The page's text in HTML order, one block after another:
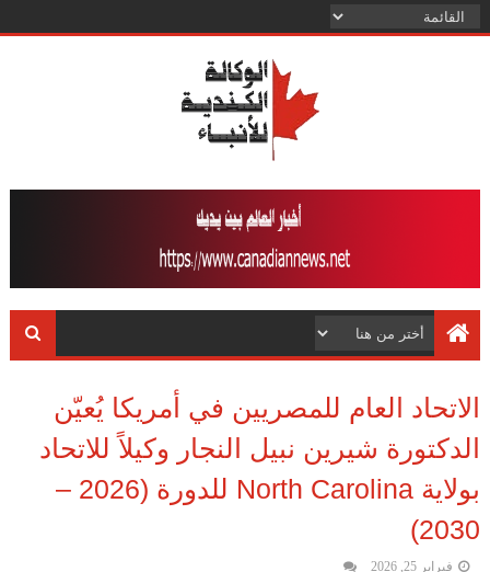
الاتحاد العام للمصريين في أمريكا يُعيّن
الدكتورة شيرين نبيل النجار وكيلاً للاتحاد
بولاية North Carolina للدورة (2026 –
2030)
فبراير 25, 2026